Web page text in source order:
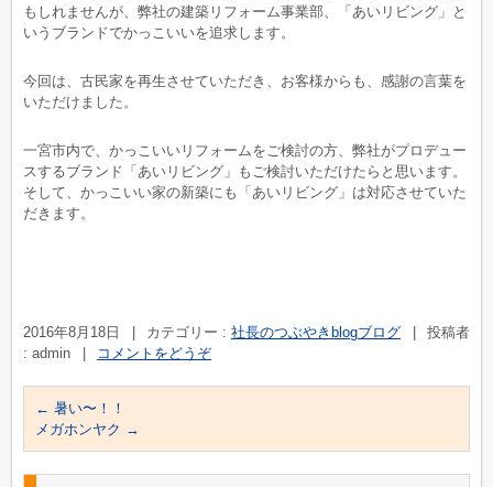
もしれませんが、弊社の建築リフォーム事業部、「あいリビング」と
いうブランドでかっこいいを追求します。
今回は、古民家を再生させていただき、お客様からも、感謝の言葉を
いただけました。
一宮市内で、かっこいいリフォームをご検討の方、弊社がプロデュー
スするブランド「あいリビング」もご検討いただけたらと思います。
そして、かっこいい家の新築にも「あいリビング」は対応させていた
だきます。
2016年8月18日 カテゴリー : 社長のつぶやきblogブログ
投稿者
: admin
コメントをどうぞ
← 暑い〜！！
メガホンヤク →